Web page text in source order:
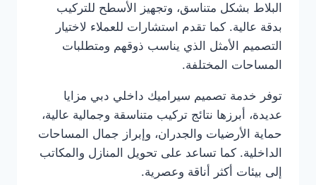
البلاط بشكل متناسق، وتجهيز الأسطح للتركيب
بدقة عالية. كما تقدم استشارات للعملاء لاختيار
التصميم الأمثل الذي يناسب ذوقهم ومتطلبات
المساحات المختلفة.
توفر خدمة تصميم سيراميك داخلي دبي مزايا
عديدة، أبرزها نتائج تركيب متناسقة وجمالية عالية،
حماية الأرضيات والجدران، وإبراز جمال المساحات
الداخلية. كما تساعد على تحويل المنازل والمكاتب
إلى بيئات أكثر أناقة وعصرية.